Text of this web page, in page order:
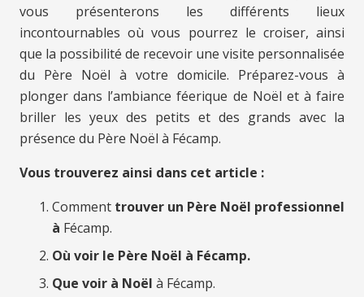
vous présenterons les différents lieux
incontournables où vous pourrez le croiser, ainsi
que la possibilité de recevoir une visite personnalisée
du Père Noël à votre domicile. Préparez-vous à
plonger dans l’ambiance féerique de Noël et à faire
briller les yeux des petits et des grands avec la
présence du Père Noël à Fécamp.
Vous trouverez ainsi dans cet article :
Comment trouver un Père Noël professionnel
à Fécamp.
Où voir le Père Noël à Fécamp.
Que voir à Noël à Fécamp.